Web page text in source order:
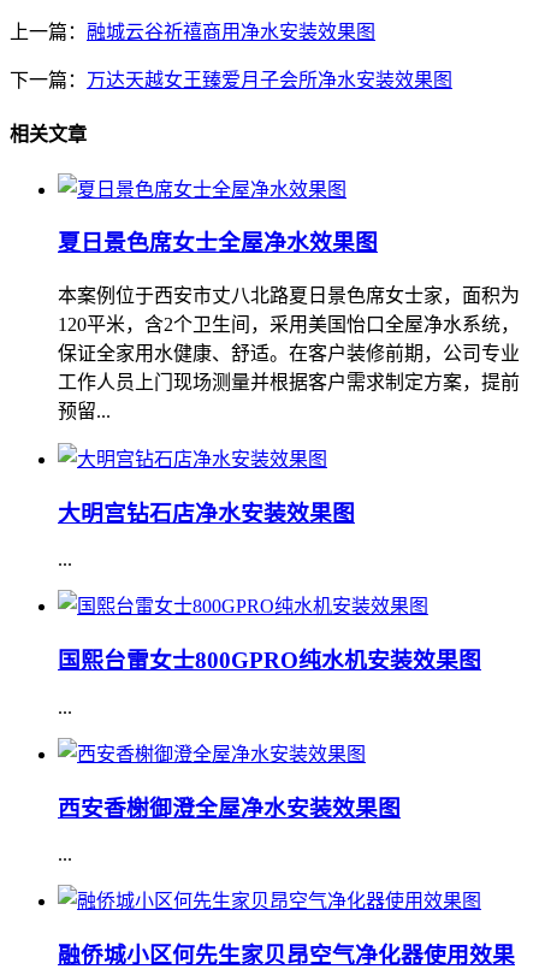
上一篇： 融城云谷祈禧商用净水安装效果图
下一篇： 万达天越女王臻爱月子会所净水安装效果图
相关文章
夏日景色席女士全屋净水效果图
本案例位于西安市丈八北路夏日景色席女士家，面积为
120平米，含2个卫生间，采用美国怡口全屋净水系统，
保证全家用水健康、舒适。在客户装修前期，公司专业
工作人员上门现场测量并根据客户需求制定方案，提前
预留...
大明宫钻石店净水安装效果图
...
国熙台雷女士800GPRO纯水机安装效果图
...
西安香榭御澄全屋净水安装效果图
...
融侨城小区何先生家贝昂空气净化器使用效果